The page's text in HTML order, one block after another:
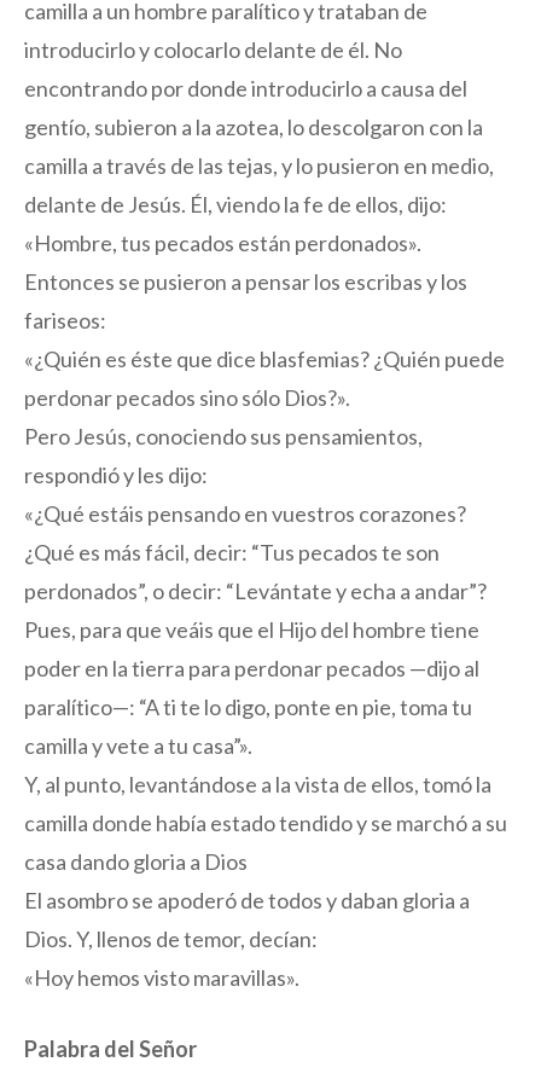
camilla a un hombre paralítico y trataban de
introducirlo y colocarlo delante de él. No
encontrando por donde introducirlo a causa del
gentío, subieron a la azotea, lo descolgaron con la
camilla a través de las tejas, y lo pusieron en medio,
delante de Jesús. Él, viendo la fe de ellos, dijo:
«Hombre, tus pecados están perdonados».
Entonces se pusieron a pensar los escribas y los
fariseos:
«¿Quién es éste que dice blasfemias? ¿Quién puede
perdonar pecados sino sólo Dios?».
Pero Jesús, conociendo sus pensamientos,
respondió y les dijo:
«¿Qué estáis pensando en vuestros corazones?
¿Qué es más fácil, decir: “Tus pecados te son
perdonados”, o decir: “Levántate y echa a andar”?
Pues, para que veáis que el Hijo del hombre tiene
poder en la tierra para perdonar pecados —dijo al
paralítico—: “A ti te lo digo, ponte en pie, toma tu
camilla y vete a tu casa”».
Y, al punto, levantándose a la vista de ellos, tomó la
camilla donde había estado tendido y se marchó a su
casa dando gloria a Dios
El asombro se apoderó de todos y daban gloria a
Dios. Y, llenos de temor, decían:
«Hoy hemos visto maravillas».
Palabra del Señor